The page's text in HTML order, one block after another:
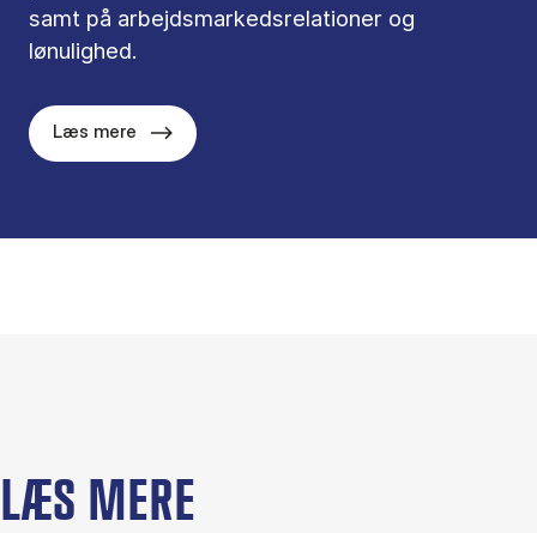
samt på arbejdsmarkedsrelationer og
lønulighed.
Læs mere
LÆS MERE